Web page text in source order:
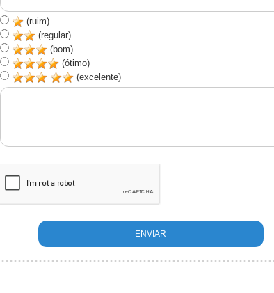
(ruim)
(regular)
(bom)
(ótimo)
(excelente)